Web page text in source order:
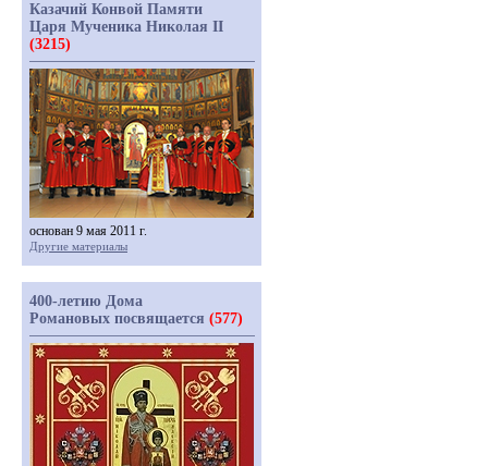
Казачий Конвой Памяти
Царя Мученика Николая II
(3215)
основан 9 мая 2011 г.
Другие материалы
400-летию Дома
Романовых посвящается (577)